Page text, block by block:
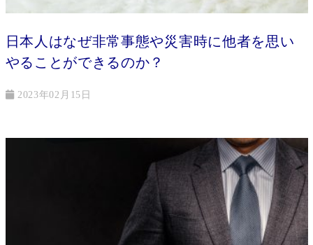
日本人はなぜ非常事態や災害時に他者を思い
やることができるのか？
2023年02月15日